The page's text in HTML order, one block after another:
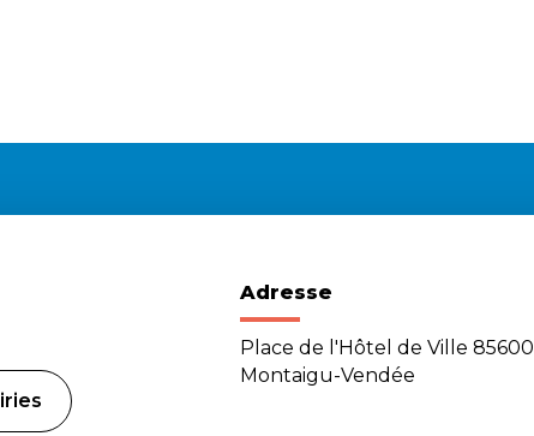
Adresse
Place de l'Hôtel de Ville 85600
Montaigu-Vendée